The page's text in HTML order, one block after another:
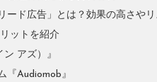
ード広告」とは？効果の高さや
ットを紹介
アズ）』
『Audiomob』